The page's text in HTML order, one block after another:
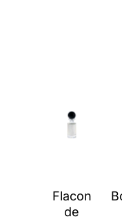
Flacon
de